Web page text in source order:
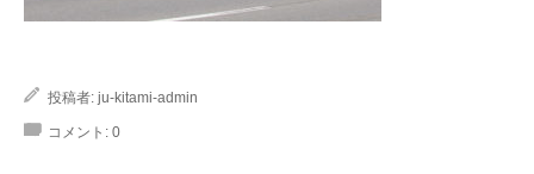
投稿者: ju-kitami-admin
コメント: 0